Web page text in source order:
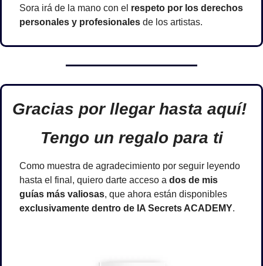
Sora irá de la mano con el respeto por los derechos
personales y profesionales de los artistas.
Gracias por llegar hasta aquí!
Tengo un regalo para ti
Como muestra de agradecimiento por seguir leyendo
hasta el final, quiero darte acceso a dos de mis
guías más valiosas
exclusivamente dentro de IA Secrets ACADEMY.